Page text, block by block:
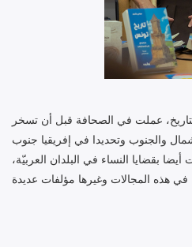
عملت في الصحافة قبل أن تسخر
والجنوب وتحديدا في إفريقيا جنوب
بقضايا النساء في البلدان العربيّة،